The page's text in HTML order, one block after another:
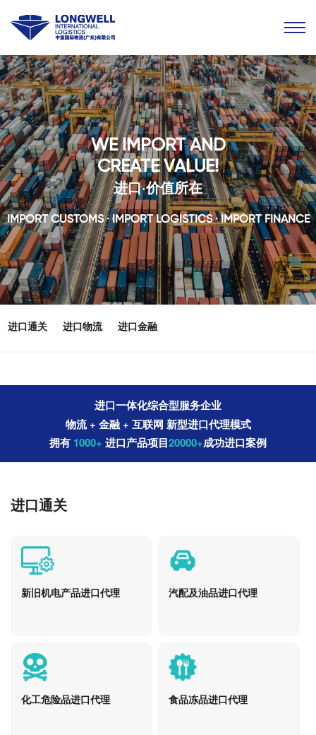
WE IMPORT AND
CREATE VALUE!
进口·价值所在
IMPORT CUSTOMS · IMPORT LOGISTICS · IMPORT FINANCE
进口通关 进口物流 进口金融
进口一体化综合型服务企业
物流 + 金融 + 互联网 新型进口代理模式
拥有 1000+ 进口产品项目20000+成功进口案例
进口通关
新旧机电产品进口代理 汽配及油品进口代理
化工危险品进口代理 食品冻品进口代理